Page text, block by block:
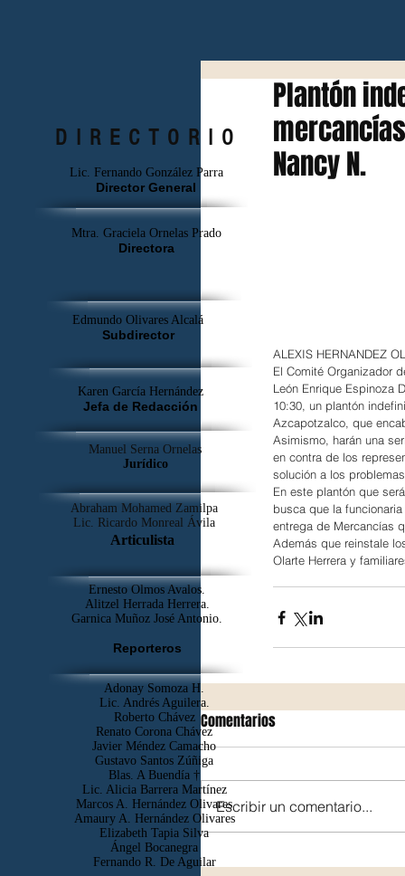
Plantón
Nancy N.
ALEXIS
El Comité Organizador
León Enrique Espinoza
10:30, un plantón
Azcapotzalco, que
Asimismo, harán una
en contra de los
solución a los
En este plantón que
busca que la
entrega de Mercancías
Además que reinstale
Olarte Herrera y
Comentarios
Escribir un comentario...
DIRECTORIO
Lic. Fernando González Parra
Director General
Mtra. Graciela Ornelas Prado
Directora
Edmundo Olivares Alcalá
Subdirector
Karen García Hernández
Jefa de Redacción
Manuel Serna Ornelas
Jurídico
Abraham Mohamed Zamilpa
Lic. Ricardo Monreal Ávila
Articulista
Ernesto Olmos Avalos.
Alitzel Herrada Herrera.
Garnica Muñoz José Antonio.
Reporteros
Adonay Somoza H.
Lic. Andrés Aguilera.
Roberto Chávez
Renato Corona Chávez
Javier Méndez Camacho
Gustavo Santos Zúñiga
Blas. A Buendía †
​Lic. Alicia Barrera Martínez
Marcos A. Hernández Olivares
Amaury A. Hernández Olivares
Elizabeth Tapia Silva
Ángel Bocanegra
Fernando R. De Aguilar